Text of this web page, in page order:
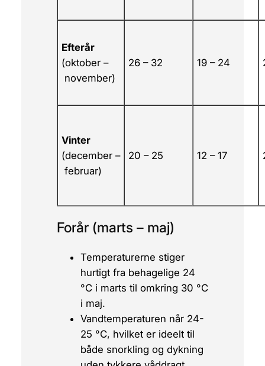
Efterår
(oktober –
november)
26 – 32 19 – 24
Vinter
(december –
februar)
20 – 25 12 – 17
Forår (marts – maj)
Temperaturerne stiger
hurtigt fra behagelige 24
°C i marts til omkring 30 °C
i maj.
Vandtemperaturen når 24-
25 °C, hvilket er ideelt til
både snorkling og dykning